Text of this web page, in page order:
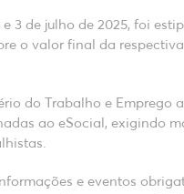
3 de julho de 2025, foi
o valor final da
do Trabalho e Emprego
ao eSocial, exigindo
e eventos